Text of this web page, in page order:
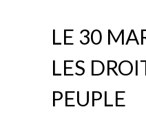
LE 30
LES
PEUPLE